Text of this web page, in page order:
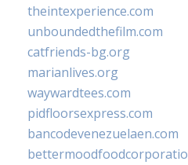
theintexperience.com
unboundedthefilm.com
catfriends-bg.org
marianlives.org
waywardtees.com
pidfloorsexpress.com
bancodevenezuelaen.com